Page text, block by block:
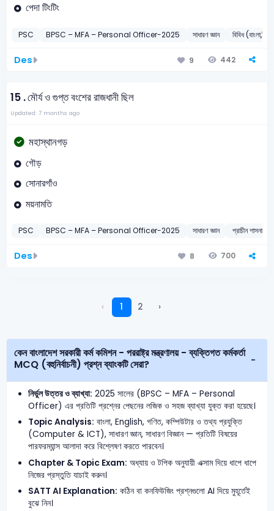
পেদা টিংটিং
PSC BPSC – MFA – Personal Officer-2025 সাধারণ জ্ঞান বিবিধ
Des 9 442
15 .মৌর্য ও গুপ্ত বংশের রাজধানী ছিল
Updated: 7 months ago
মহাস্থানগড়
গৌড়
সোনারগাঁও
ময়নামতি
PSC BPSC – MFA – Personal Officer-2025 সাধারণ জ্ঞান প্রাচীন
Des 8 700
‹ 1 2 ›
কেন বাংলাদেশ সরকারী কর্ম কমিশন - পররাষ্ট্র মন্ত্রণালয় - ব্যক্তিগত কর্মকর্তা
MCQ (বহুনির্বাচনী) প্রশ্ন ব্যাংকটি সেরা?
নির্ভুল উত্তর ও ব্যাখ্যা: 2025 সালের (BPSC – MFA – Personal
Officer) এর প্রতিটি প্রশ্নের পেছনের লজিক ও সহজ ব্যাখ্যা যুক্ত করা হয়েছে।
Topic Analysis: বাংলা, English, গণিত, কম্পিউটার ও তথ্য প্রযুক্তি
(Computer & ICT), সাধারণ জ্ঞান, সাধারণ বিজ্ঞান — প্রতিটি বিষয়ের
পারফরম্যান্স আলাদা করে বিশ্লেষণ করতে পারবেন।
Chapter & Topic Exam: অধ্যায় ও টপিক অনুযায়ী এক্সাম দিয়ে ধাপে ধাপে
নিজের প্রস্তুতি যাচাই করুন।
SATT AI Explanation: কঠিন বা কনফিউজিং প্রশ্নগুলো AI দিয়ে মুহূর্তেই
বুঝে নিন।